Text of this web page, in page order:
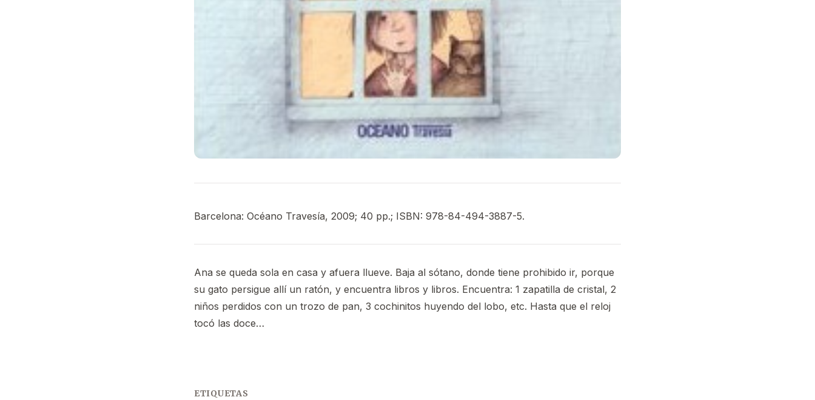
Barcelona: Océano Travesía, 2009; 40 pp.; ISBN: 978-84-494-3887-5.
Ana se queda sola en casa y afuera llueve. Baja al sótano, donde tiene prohibido ir, porque
su gato persigue allí un ratón, y encuentra libros y libros. Encuentra: 1 zapatilla de cristal, 2
niños perdidos con un trozo de pan, 3 cochinitos huyendo del lobo, etc. Hasta que el reloj
tocó las doce…
ETIQUETAS